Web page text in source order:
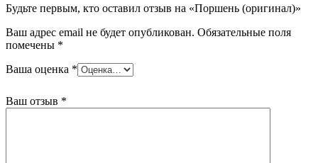
Будьте первым, кто оставил отзыв на «Поршень (оригинал)»
Ваш адрес email не будет опубликован. Обязательные поля
помечены *
Ваша оценка *
Ваш отзыв *